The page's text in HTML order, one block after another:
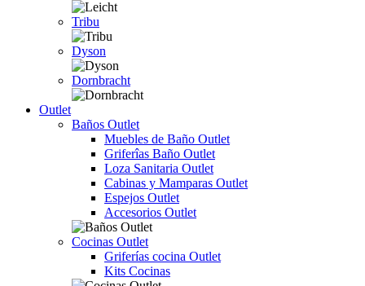
Tribu
Dyson
Dornbracht
Outlet
Baños Outlet
Muebles de Baño Outlet
Griferîas Baño Outlet
Loza Sanitaria Outlet
Cabinas y Mamparas Outlet
Espejos Outlet
Accesorios Outlet
Cocinas Outlet
Griferías cocina Outlet
Kits Cocinas